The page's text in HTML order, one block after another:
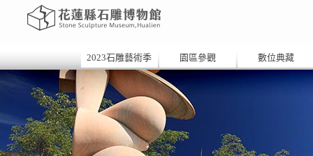
2023石雕藝術季 園區參觀 數位典藏